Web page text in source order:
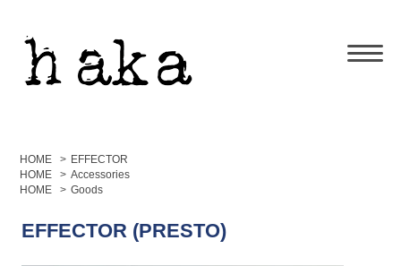
HOME > EFFECTOR
HOME
> Accessories
HOME
> Goods
EFFECTOR (PRESTO)